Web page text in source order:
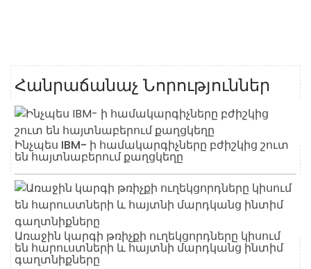
Հանրաճանաչ Նորություններ
Ինչպես IBM- ի համակարգիչները բժիշկից շուտ
են հայտնաբերում քաղցկեղը
Առաջին կարգի թռիչքի ուղեկցորդները կիսում
են հարուստների և հայտնի մարդկանց ինտիմ
գաղտնիքները